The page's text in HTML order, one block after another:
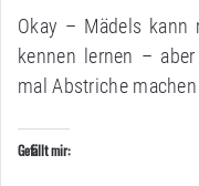
Okay – Mädels
kennen lernen –
mal Abstriche
Gefällt mir: